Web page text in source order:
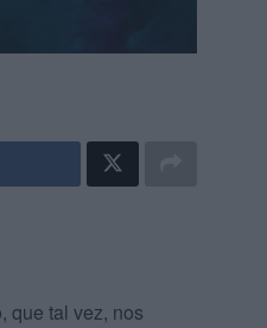
que tal vez, nos